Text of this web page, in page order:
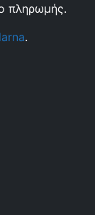
πληρωμής.
.